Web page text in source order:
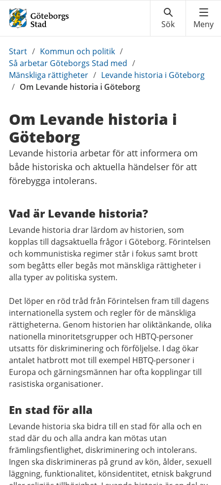
Du
är
här:
Start / Kommun och politik /
Så arbetar Göteborgs Stad med /
Mänskliga rättigheter / Levande historia i Göteborg
/ Om Levande historia i Göteborg
Om Levande historia i
Göteborg
Levande historia arbetar för att informera om
både historiska och aktuella händelser för att
förebygga intolerans.
Vad är Levande historia?
Levande historia drar lärdom av historien, som
kopplas till dagsaktuella frågor i Göteborg. Förintelsen
och kommunistiska regimer står i fokus samt brott
som begåtts eller begås mot mänskliga rättigheter i
alla typer av politiska system.
Det löper en röd tråd från Förintelsen fram till dagens
internationella system och regler för de mänskliga
rättigheterna. Genom historien har oliktänkande, olika
nationella minoritetsgrupper och HBTQ-personer
utsatts för diskriminering och förföljelse. I dag ökar
antalet hatbrott mot till exempel HBTQ-personer i
Europa och gärningsmännen har ofta kopplingar till
rasistiska organisationer.
En stad för alla
Levande historia ska bidra till en stad för alla och en
stad där du och alla andra kan mötas utan
främlingsfientlighet, diskriminering och intolerans.
Ingen ska diskrimineras på grund av kön, ålder, sexuell
läggning, funktionalitet, könsidentitet, etnisk bakgrund